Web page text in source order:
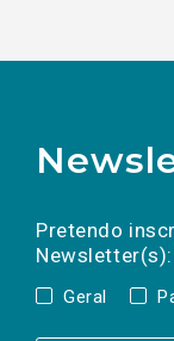
Pretendo
Newsletter(s):
Geral
a(s)
mail